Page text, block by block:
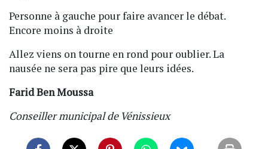
Personne à gauche pour faire avancer le débat.
Encore moins à droite
Allez viens on tourne en rond pour oublier. La
nausée ne sera pas pire que leurs idées.
Farid Ben Moussa
Conseiller municipal de Vénissieux